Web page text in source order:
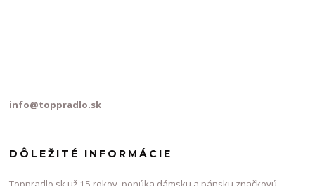
info@toppradlo.sk
DÔLEŽITÉ INFORMÁCIE